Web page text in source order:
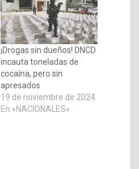
¡Drogas sin dueños! DNCD
incauta toneladas de
cocaína, pero sin
apresados
19 de noviembre de 2024
En «NACIONALES»